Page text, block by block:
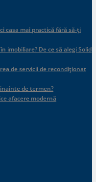
casa mai practică fără să-ți
imobiliare? De ce să alegi Solid
de servicii de recondiționat
de termen?
afacere modernă